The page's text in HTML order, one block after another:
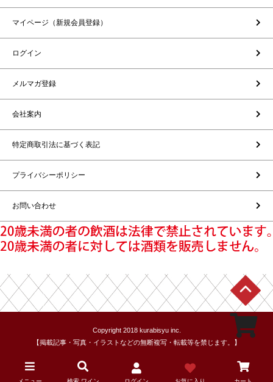
マイページ（新規会員登録）
ログイン
メルマガ登録
会社案内
特定商取引法に基づく表記
プライバシーポリシー
お問い合わせ
Copyright 2018 kurabisyu inc.
【掲載記事・写真・イラストなどの無断複写・転載等を禁じます。】